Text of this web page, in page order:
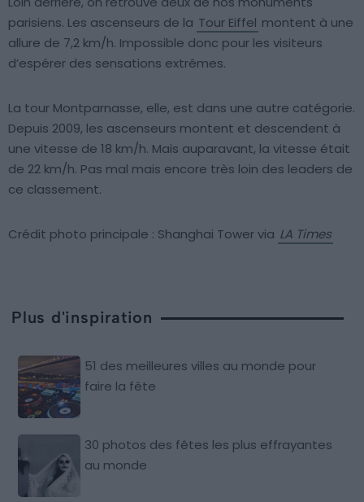
parisiens. Les ascenseurs de la Tour Eiffel montent à une
allure de 7,2 km/h. Impossible donc pour les visiteurs
d’espérer des sensations extrêmes.
La tour Montparnasse, elle, est dans une autre catégorie.
Depuis 2009, les ascenseurs montent et descendent à
une vitesse de 18 km/h. Mais auparavant, la vitesse était
de 22 km/h. Pas mal mais encore très loin des leaders de
ce classement.
Crédit photo principale : Shanghai Tower via LA Times
Plus d'inspiration
51 des meilleures villes au monde pour
faire la fête
30 photos des fêtes les plus effrayantes
au monde